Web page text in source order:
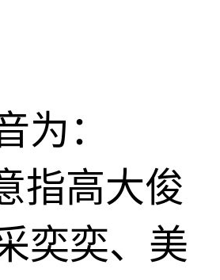
为：
指高大俊
奕奕、美